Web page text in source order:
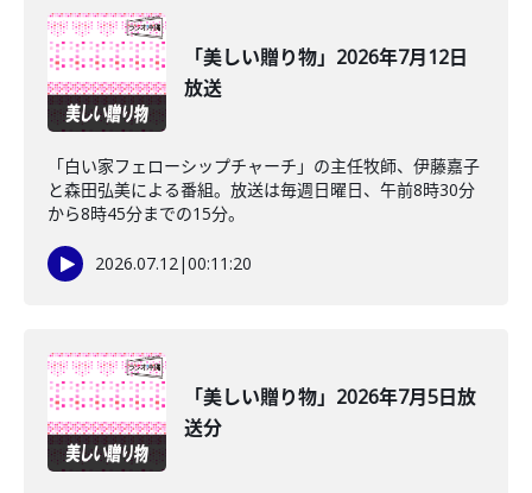
「美しい贈り物」2026年7月12日
放送
「白い家フェローシップチャーチ」の主任牧師、伊藤嘉子
と森田弘美による番組。放送は毎週日曜日、午前8時30分
から8時45分までの15分。
2026.07.12|00:11:20
「美しい贈り物」2026年7月5日放
送分